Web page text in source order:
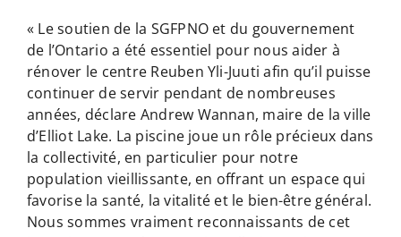
« Le soutien de la SGFPNO et du gouvernement
de l’Ontario a été essentiel pour nous aider à
rénover le centre Reuben Yli-Juuti afin qu’il puisse
continuer de servir pendant de nombreuses
années, déclare Andrew Wannan, maire de la ville
d’Elliot Lake. La piscine joue un rôle précieux dans
la collectivité, en particulier pour notre
population vieillissante, en offrant un espace qui
favorise la santé, la vitalité et le bien-être général.
Nous sommes vraiment reconnaissants de cet